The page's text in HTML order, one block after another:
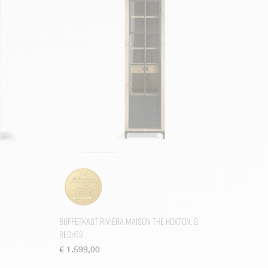
Buffetkast Rivièra Maison The Hoxton, S,
Rechts
€ 1.599,00